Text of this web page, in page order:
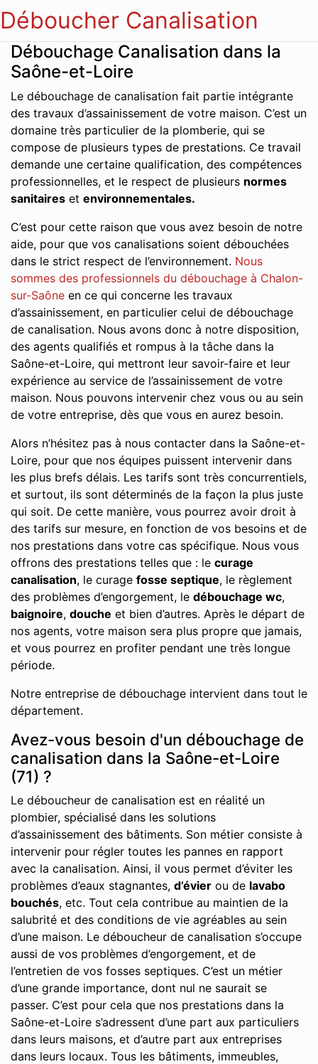
Déboucher Canalisation
Débouchage Canalisation dans la
Saône-et-Loire
Le débouchage de canalisation fait partie intégrante
des travaux d’assainissement de votre maison. C’est un
domaine très particulier de la plomberie, qui se
compose de plusieurs types de prestations. Ce travail
demande une certaine qualification, des compétences
professionnelles, et le respect de plusieurs normes
sanitaires et environnementales.
C’est pour cette raison que vous avez besoin de notre
aide, pour que vos canalisations soient débouchées
dans le strict respect de l’environnement. Nous
sommes des professionnels du débouchage à Chalon-
sur-Saône en ce qui concerne les travaux
d’assainissement, en particulier celui de débouchage
de canalisation. Nous avons donc à notre disposition,
des agents qualifiés et rompus à la tâche dans la
Saône-et-Loire, qui mettront leur savoir-faire et leur
expérience au service de l’assainissement de votre
maison. Nous pouvons intervenir chez vous ou au sein
de votre entreprise, dès que vous en aurez besoin.
Alors n’hésitez pas à nous contacter dans la Saône-et-
Loire, pour que nos équipes puissent intervenir dans
les plus brefs délais. Les tarifs sont très concurrentiels,
et surtout, ils sont déterminés de la façon la plus juste
qui soit. De cette manière, vous pourrez avoir droit à
des tarifs sur mesure, en fonction de vos besoins et de
nos prestations dans votre cas spécifique. Nous vous
offrons des prestations telles que : le curage
canalisation, le curage fosse septique, le règlement
des problèmes d’engorgement, le débouchage wc,
baignoire, douche et bien d’autres. Après le départ de
nos agents, votre maison sera plus propre que jamais,
et vous pourrez en profiter pendant une très longue
période.
Notre entreprise de débouchage intervient dans tout le
département.
Avez-vous besoin d'un débouchage de
canalisation dans la Saône-et-Loire
(71) ?
Le déboucheur de canalisation est en réalité un
plombier, spécialisé dans les solutions
d’assainissement des bâtiments. Son métier consiste à
intervenir pour régler toutes les pannes en rapport
avec la canalisation. Ainsi, il vous permet d’éviter les
problèmes d’eaux stagnantes, d’évier ou de lavabo
bouchés, etc. Tout cela contribue au maintien de la
salubrité et des conditions de vie agréables au sein
d’une maison. Le déboucheur de canalisation s’occupe
aussi de vos problèmes d’engorgement, et de
l’entretien de vos fosses septiques. C’est un métier
d’une grande importance, dont nul ne saurait se
passer. C’est pour cela que nos prestations dans la
Saône-et-Loire s’adressent d’une part aux particuliers
dans leurs maisons, et d’autre part aux entreprises
dans leurs locaux. Tous les bâtiments, immeubles,